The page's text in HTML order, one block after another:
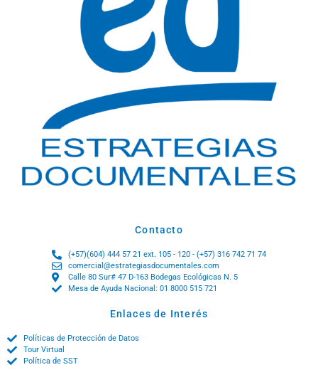
Contacto
(+57)(604) 444 57 21 ext. 105 - 120 - (+57) 316 742 71 74
comercial@estrategiasdocumentales.com
Calle 80 Sur# 47 D-163 Bodegas Ecológicas N. 5
Mesa de Ayuda Nacional: 01 8000 515 721
Enlaces de Interés
Políticas de Protección de Datos
Tour Virtual
Política de SST